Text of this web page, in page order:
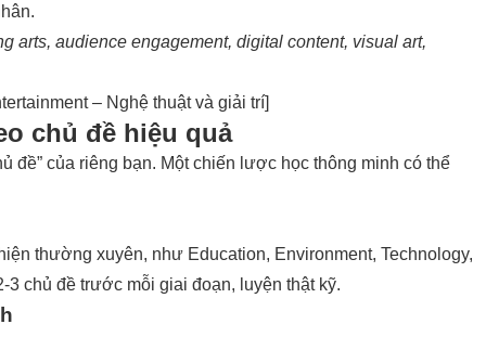
arts, audience engagement, digital content, visual art,
– Nghệ thuật và giải trí]
chủ đề hiệu quả
đề” của riêng bạn. Một chiến lược học thông minh có thể
thường xuyên, như Education, Environment, Technology,
chủ đề trước mỗi giai đoạn, luyện thật kỹ.